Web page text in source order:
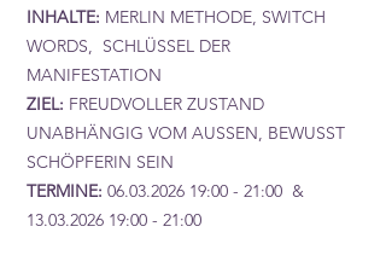
INHALTE: MERLIN METHODE, SWITCH
WORDS, SCHLÜSSEL DER
MANIFESTATION
ZIEL: FREUDVOLLER ZUSTAND
UNABHÄNGIG VOM AUSSEN, BEWUSST
SCHÖPFERIN SEIN
TERMINE: 06.03.2026 19:00 - 21:00 &
13.03.2026 19:00 - 21:00